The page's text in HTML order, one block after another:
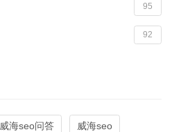
95
92
威海seo问答 威海seo